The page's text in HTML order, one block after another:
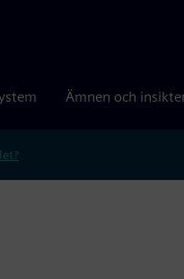
Ämnen och